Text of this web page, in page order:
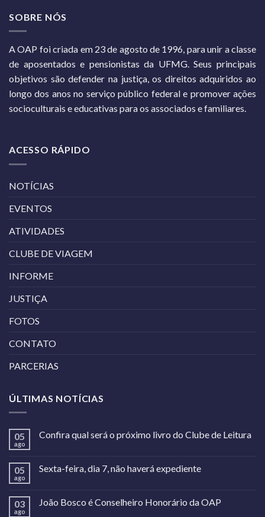
SOBRE NÓS
A OAP foi criada em 23 de agosto de 1996, para unir a classe
de aposentados e pensionistas da UFMG. Seus principais
objetivos são defender na justiça, os direitos adquiridos ao
longo dos anos no serviço público federal e promover ações
socioculturais e educativas para os associados e familiares.
ACESSO RÁPIDO
NOTÍCIAS
EVENTOS
ATIVIDADES
CLUBE DE VIAGEM
INFORME
JUSTIÇA
FOTOS
CONTATO
PARCERIAS
ÚLTIMAS NOTÍCIAS
05
ago
Confira qual será o próximo livro do Clube de Leitura
05
ago
Sexta-feira, dia 7, não haverá expediente
03
ago
João Bosco é Conselheiro Honorário da OAP